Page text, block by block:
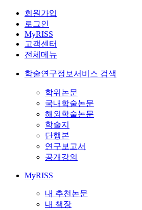
회원가입
로그인
MyRISS
고객센터
전체메뉴
학술연구정보서비스 검색
학위논문
국내학술논문
해외학술논문
학술지
단행본
연구보고서
공개강의
MyRISS
내 추천논문
내 책장